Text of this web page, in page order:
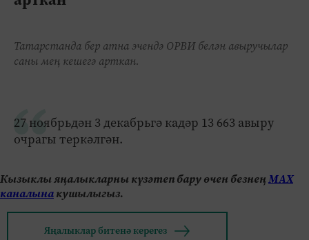
Татарстанда бер атна эчендә ОРВИ белән авыручылар
саны мең кешегә арткан.
27 ноябрьдән 3 декабрьгә кадәр 13 663 авыру
очрагы теркәлгән.
Кызыклы яңалыкларны күзәтеп бару өчен безнеңМАХ
каналынакушылыгыз.
Яңалыклар битенә керегез